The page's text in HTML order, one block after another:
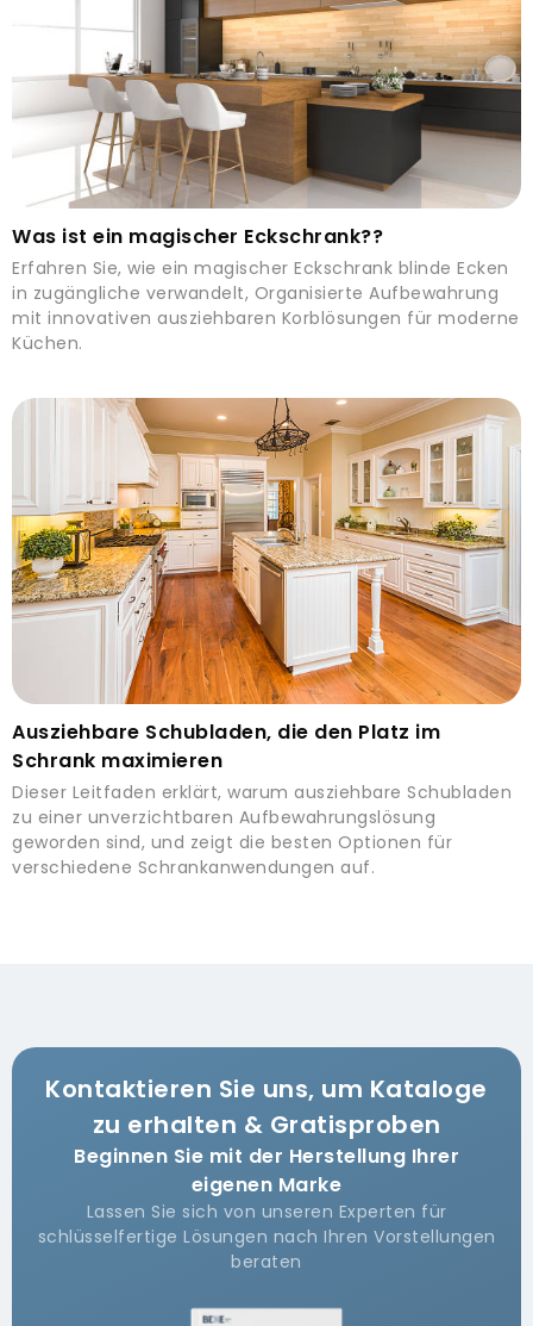
Was ist ein magischer Eckschrank??
Erfahren Sie, wie ein magischer Eckschrank blinde Ecken
in zugängliche verwandelt, Organisierte Aufbewahrung
mit innovativen ausziehbaren Korblösungen für moderne
Küchen.
Ausziehbare Schubladen, die den Platz im
Schrank maximieren
Dieser Leitfaden erklärt, warum ausziehbare Schubladen
zu einer unverzichtbaren Aufbewahrungslösung
geworden sind, und zeigt die besten Optionen für
verschiedene Schrankanwendungen auf.
Kontaktieren Sie uns, um Kataloge
zu erhalten & Gratisproben
Beginnen Sie mit der Herstellung Ihrer
eigenen Marke
Lassen Sie sich von unseren Experten für
schlüsselfertige Lösungen nach Ihren Vorstellungen
beraten